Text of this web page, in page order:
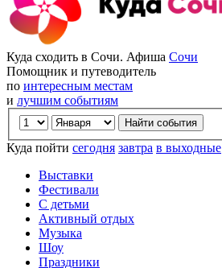
Куда сходить в Сочи. Афиша Сочи
Помощник и путеводитель
по интересным местам
и лучшим событиям
Куда пойти сегодня завтра в выходные
Выставки
Фестивали
С детьми
Активный отдых
Музыка
Шоу
Праздники